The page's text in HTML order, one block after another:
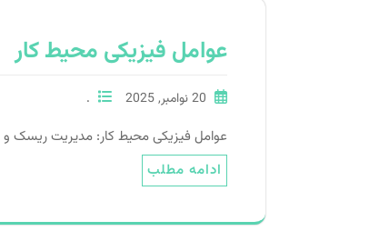
عواﻣﻞ ﻓﯿﺰﯾﮑﯽ ﻣﺤﯿﻂ ﮐﺎر
20 نوامبر, 2025 .
عواﻣﻞ ﻓﯿﺰﯾﮑﯽ ﻣﺤﯿﻂ ﮐﺎر: ﻣﺪﯾﺮﯾﺖ رﯾﺴﮏ
ادامه مطلب